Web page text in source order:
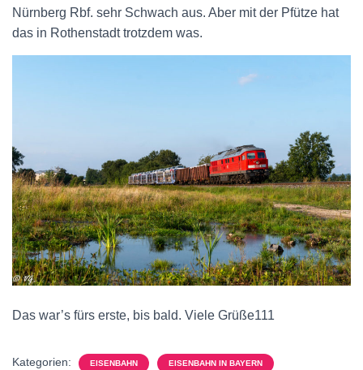
Nürnberg Rbf. sehr Schwach aus. Aber mit der Pfütze hat
das in Rothenstadt trotzdem was.
Das war’s fürs erste, bis bald. Viele Grüße111
Kategorien: EISENBAHN EISENBAHN IN BAYERN